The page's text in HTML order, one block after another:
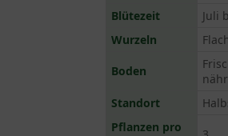
Blütezeit
Juli
Wurzeln
Boden
Standort
Pflanzen pro